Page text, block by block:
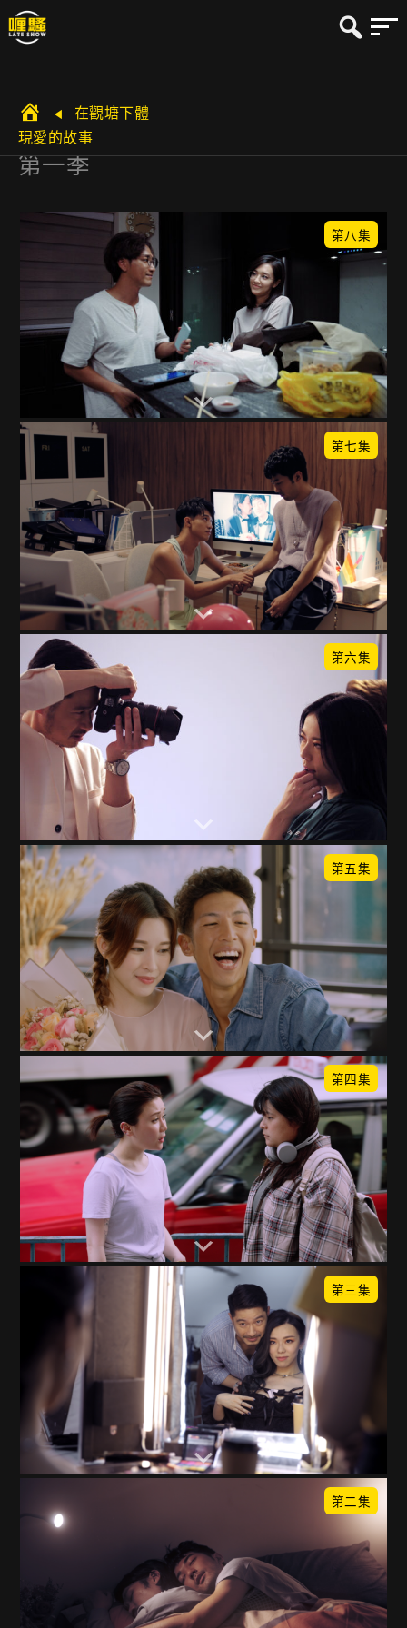
在觀塘下體
現愛的故事
第一季
第八集
第七集
第六集
第五集
第四集
第三集
第二集